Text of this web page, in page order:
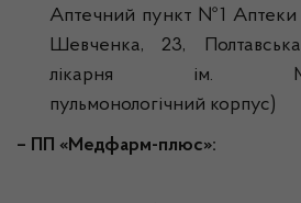
Аптечний пункт №1 Аптеки
Шевченка, 23,
лікарня ім.
пульмонологічний корпус)
– ПП «Медфарм-плюс»: